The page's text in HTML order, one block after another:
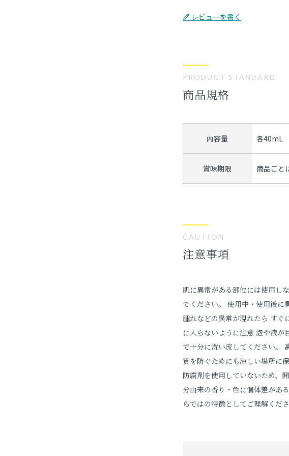
レビューを書く
PRODUCT STANDARD
商品規格
内容量 各40mL
賞味期限 商品ごと
CAUTION
注意事項
肌に異常がある部位には使用し
でください。 使用中・使用後に
腫れなどの異常が現れたら すぐ
に入らないように注意 泡や液
で十分に洗い流してください。
質を防ぐためにも涼しい場所に
防腐剤を使用していないため、
分由来の香り・色に個体差があ
らではの特徴としてご理解くださ